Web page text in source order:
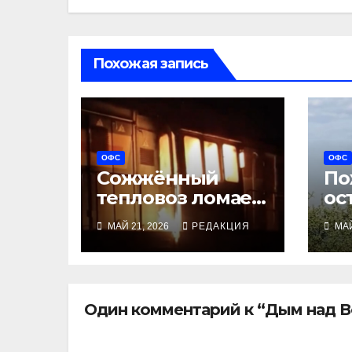
Похожая запись
ОФС
Сожжённый
тепловоз ломает
экспортный
транзит в Усть-
Лугу
МАЙ 21, 2026 РЕДАКЦИЯ
ОФС
Один комментарий к “Дым над